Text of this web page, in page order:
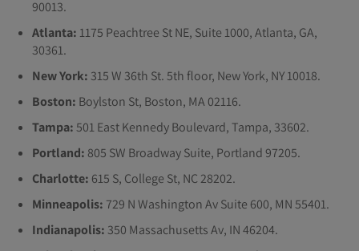
90013.
Atlanta: 1175 Peachtree St NE, Suite 1000, Atlanta, GA,
30361.
New York:315 W 36th St. 5th floor, New York, NY 10018.
Boston: Boylston St, Boston, MA 02116.
Tampa:501 East Kennedy Boulevard, Tampa, 33602.
Portland:805 SW Broadway Suite, Portland 97205.
Charlotte: 615 S, College St, NC 28202.
Minneapolis: 729 N Washington Av Suite 600, MN 55401.
Indianapolis:350 Massachusetts Av, IN 46204.